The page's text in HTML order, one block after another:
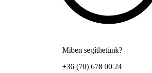
Miben segíthetünk?
+36 (70) 678 00 24